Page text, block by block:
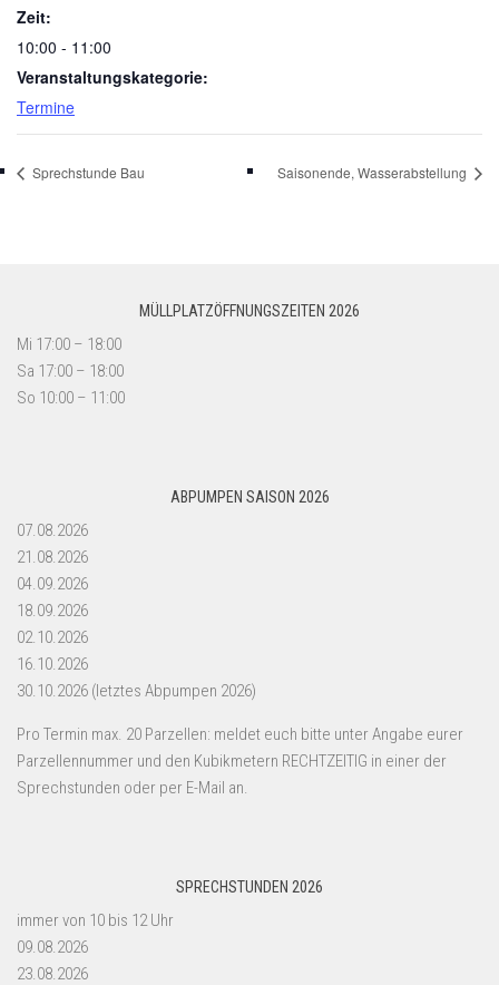
Zeit:
10:00 - 11:00
Veranstaltungskategorie:
Termine
Sprechstunde Bau Saisonende, Wasserabstellung
MÜLLPLATZÖFFNUNGSZEITEN 2026
Mi 17:00 – 18:00
Sa 17:00 – 18:00
So 10:00 – 11:00
ABPUMPEN SAISON 2026
07.08.2026
21.08.2026
04.09.2026
18.09.2026
02.10.2026
16.10.2026
30.10.2026 (letztes Abpumpen 2026)
Pro Termin max. 20 Parzellen: meldet euch bitte unter Angabe eurer
Parzellennummer und den Kubikmetern RECHTZEITIG in einer der
Sprechstunden oder per E-Mail an.
SPRECHSTUNDEN 2026
immer von 10 bis 12 Uhr
09.08.2026
23.08.2026